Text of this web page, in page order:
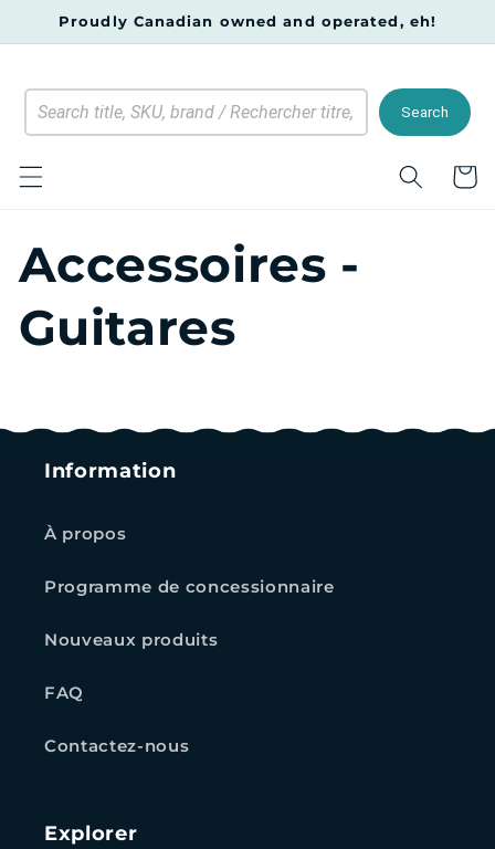
passer
au
Proudly Canadian owned and operated, eh!
Search
Panier
Accessoires -
Guitares
Information
À propos
Programme de concessionnaire
Nouveaux produits
FAQ
Contactez-nous
Explorer